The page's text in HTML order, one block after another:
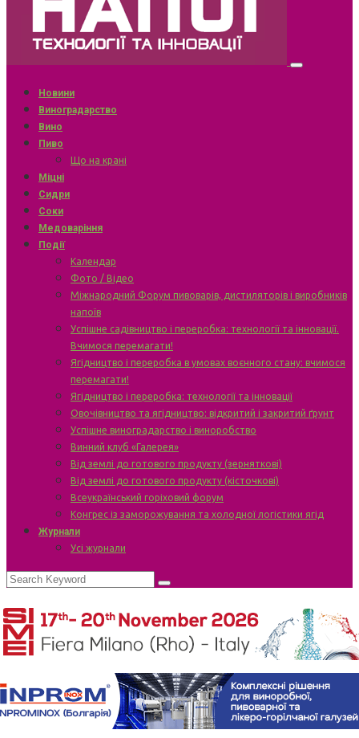
Новини
Виноградарство
Вино
Пиво
Що на крані
Міцні
Сидри
Соки
Медоваріння
Події
Календар
Фото / Відео
Міжнародний Форум пивоварів, дистиляторів і виробників
напоїв
Успішне садівництво і переробка: технології та інновації.
Вчимося перемагати!
Ягідництво і переробка в умовах воєнного стану: вчимося
перемагати!
Ягідництво і переробка: технології та інновації
Овочівництво та ягідництво: відкритий і закритий ґрунт
Успішне виноградарство і виноробство
Винний клуб «Галерея»
Від землі до готового продукту (зерняткові)
Від землі до готового продукту (кісточкові)
Всеукраїнський горіховий форум
Конгрес із заморожування та холодної логістики ягід
Журнали
Усі журнали